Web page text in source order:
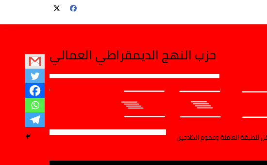
حزب النهج الديمقراطي العمالي
للطبقة العاملة وعموم الكادحين